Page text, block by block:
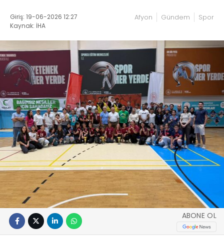
Giriş: 19-06-2026 12:27
Kaynak: İHA
Afyon Gündem Spor
ABONE OL